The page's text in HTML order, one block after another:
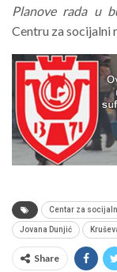
Planove rada u
Centru za socijalni
Centar za
Jovana Dunjić
Share